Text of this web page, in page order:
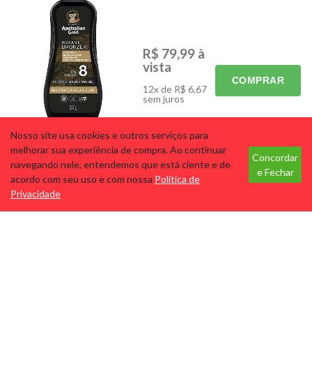
Nosso site usa cookies e outros serviços para
melhorar sua experiência de compra. Ao continuar
navegando nele, entendemos que está ciente e de
acordo com seu uso e com nossa Política de
Privacidade
Concordar
e Fechar
A. GOLD INSTANT
BRONZER FPS 8 SPRAYGEL
237ML
Cód: 75 Marca:
AUSTRALIAN GOLD
R$ 79,99 à
vista
12x de R$ 6,67
sem juros
COMPRAR
ACESSÓRIOS
CORPO E BANHO
MÃOS E PÉS
MAQUIAGEM
PARA ELES
PERFUMES
SKINCARE
ELETRÔNICOS
PROMOS
Tecnologia